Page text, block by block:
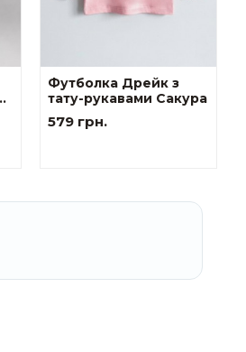
Футболка Дрейк з
тату-рукавами Сакура
579 грн.